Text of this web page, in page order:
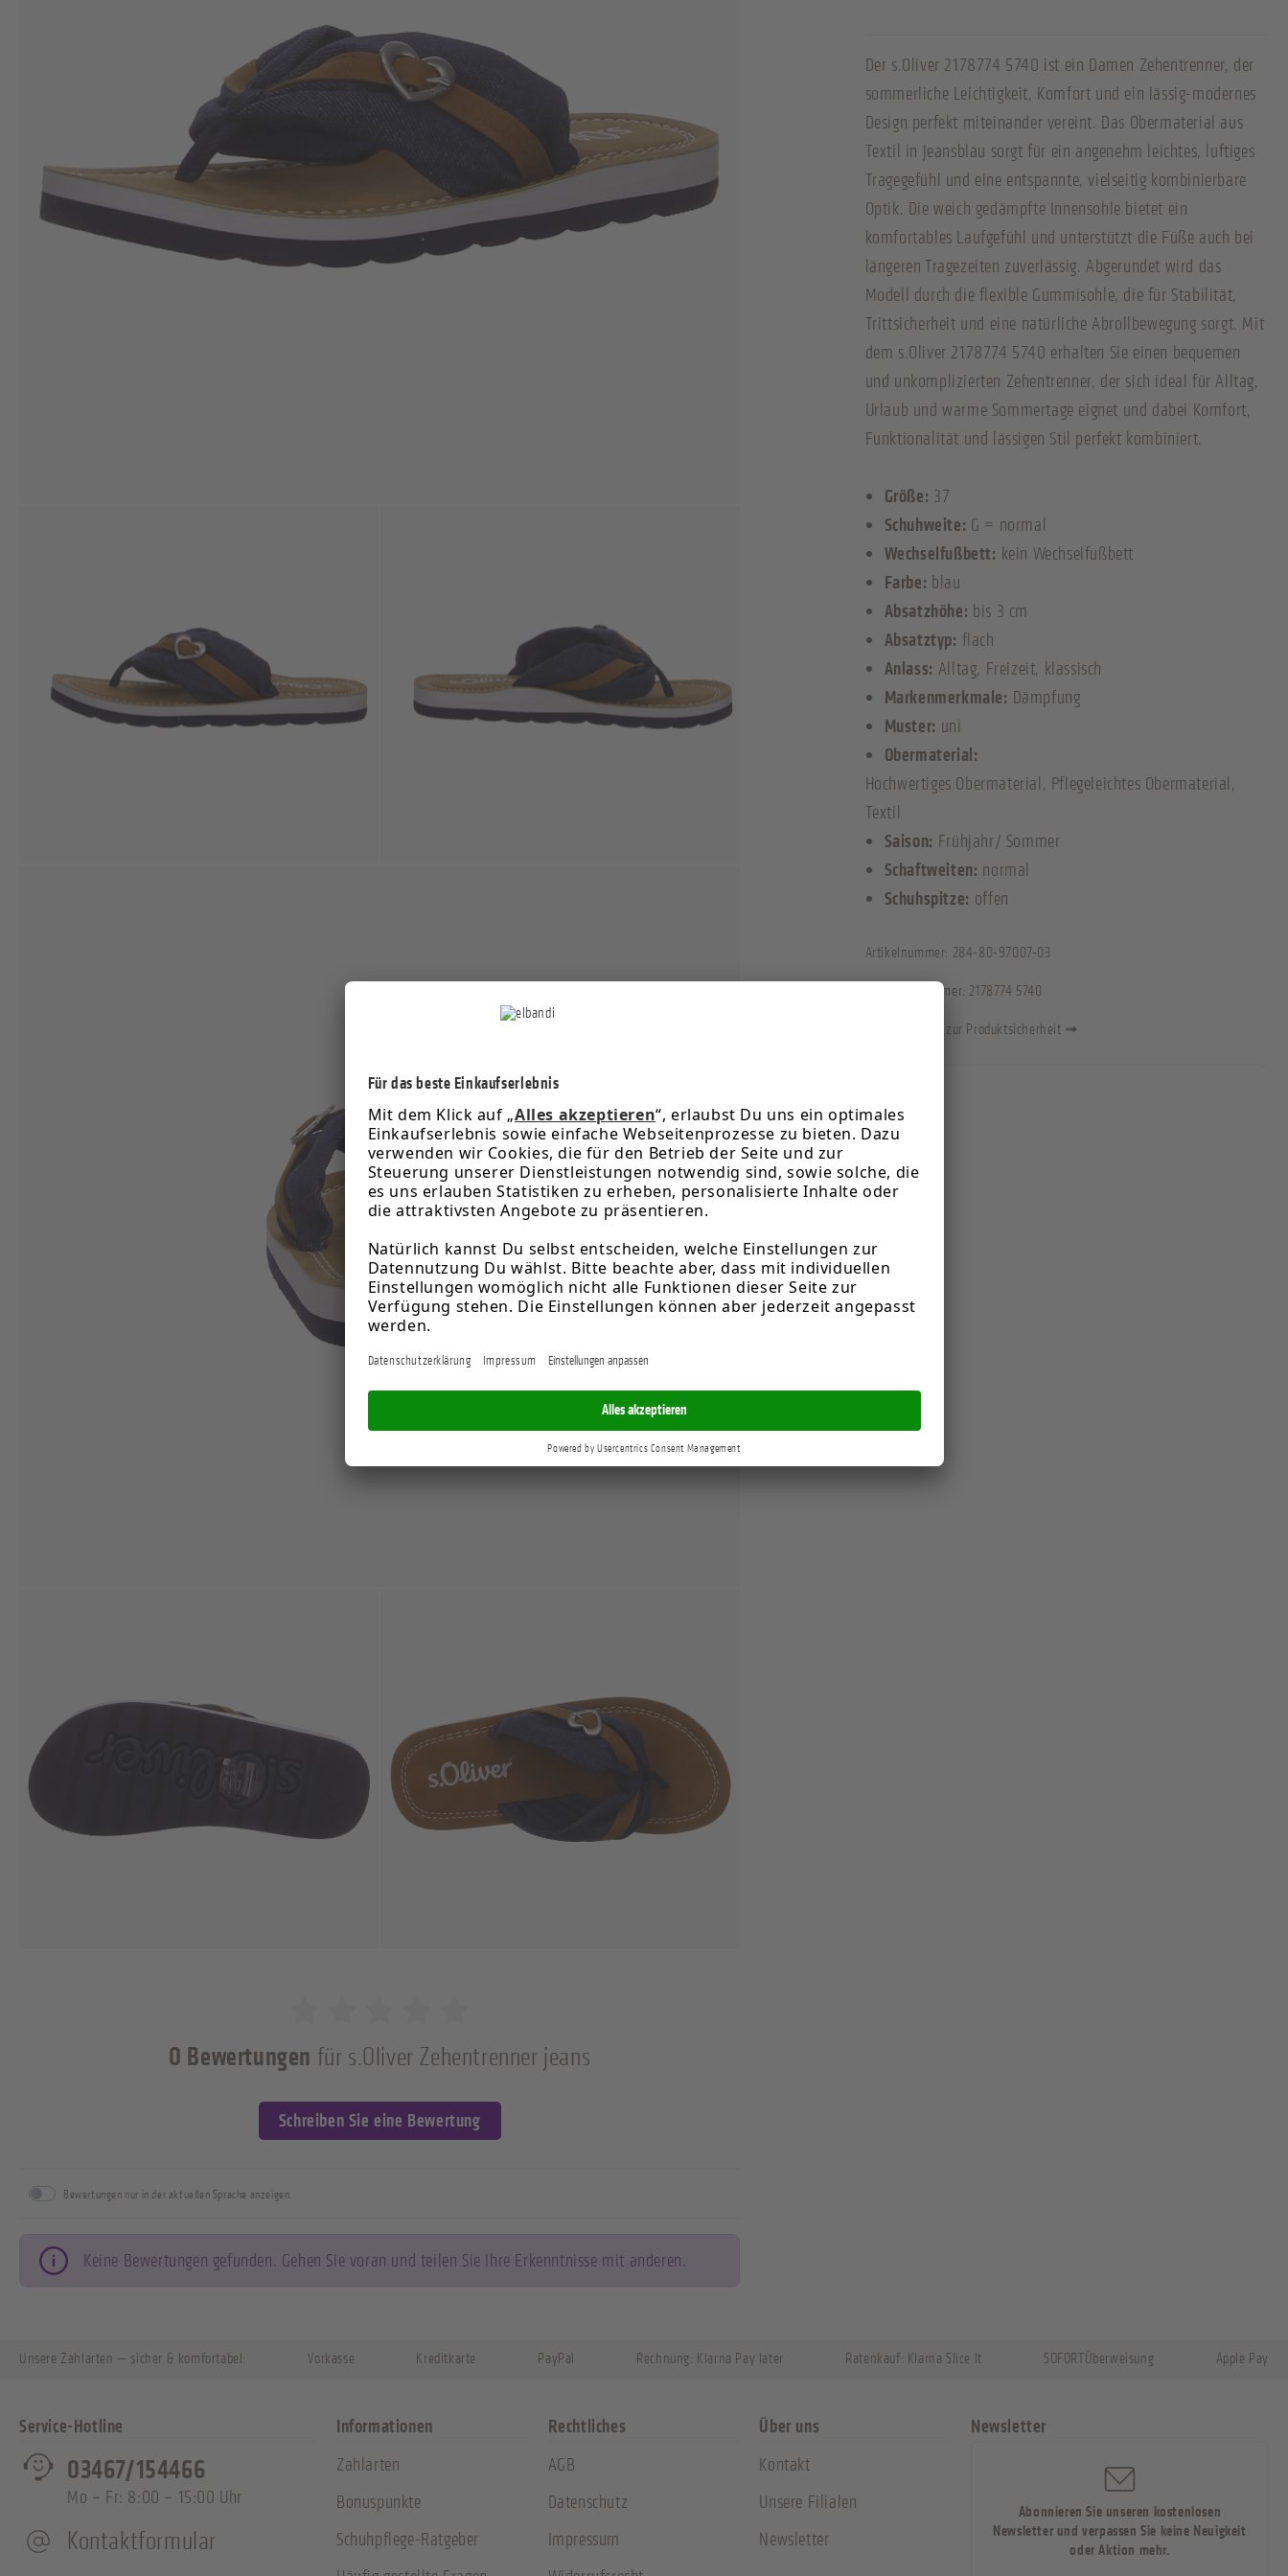
Der s.Oliver 2178774 5740 ist ein Damen Zehentrenner, der
sommerliche Leichtigkeit, Komfort und ein lässig-modernes
Design perfekt miteinander vereint. Das Obermaterial aus
Textil in Jeansblau sorgt für ein angenehm leichtes, luftiges
Tragegefühl und eine entspannte, vielseitig kombinierbare
Optik. Die weich gedämpfte Innensohle bietet ein
komfortables Laufgefühl und unterstützt die Füße auch bei
längeren Tragezeiten zuverlässig. Abgerundet wird das
Modell durch die flexible Gummisohle, die für Stabilität,
Trittsicherheit und eine natürliche Abrollbewegung sorgt. Mit
dem s.Oliver 2178774 5740 erhalten Sie einen bequemen
und unkomplizierten Zehentrenner, der sich ideal für Alltag,
Urlaub und warme Sommertage eignet und dabei Komfort,
Funktionalität und lässigen Stil perfekt kombiniert.
Größe: 37
Schuhweite: G = normal
Wechselfußbett: kein Wechselfußbett
Farbe: blau
Absatzhöhe: bis 3 cm
Absatztyp: flach
Anlass: Alltag, Freizeit, klassisch
Markenmerkmale: Dämpfung
Muster: uni
Obermaterial:
Hochwertiges Obermaterial, Pflegeleichtes Obermaterial,
Textil
Saison: Frühjahr/ Sommer
Schaftweiten: normal
Schuhspitze: offen
Artikelnummer: 284-80-97007-03
Herstellernummer: 2178774 5740
Informationen zur Produktsicherheit ➟
Klingenbergstr. 1-3, 32758 Detmold, Deutschland
service@soliver-shoes.com
Verantwortliche Person für die EU:
service@soliver-shoes.com
0 Bewertungen für s.Oliver Zehentrenner jeans
Schreiben Sie eine Bewertung
Bewertungen nur in der aktuellen Sprache anzeigen.
Keine Bewertungen gefunden. Gehen Sie voran und teilen Sie Ihre Erkenntnisse mit anderen.
Service-Hotline
03467/154466
Mo – Fr: 8:00 – 15:00 Uhr
Kontaktformular
Informationen
Zahlarten
Bonuspunkte
Schuhpflege-Ratgeber
Rechtliches
AGB
Datenschutz
Impressum
Über uns
Kontakt
Unsere Filialen
Newsletter
Newsletter
Abonnieren Sie unseren kostenlosen
Newsletter und verpassen Sie keine Neuigkeit
oder Aktion mehr.
Unsere Zahlarten — sicher & komfortabel: Vorkasse Kreditkarte PayPal Rechnung: Klarna Pay later Ratenkauf: Klarna Slice It SOFORTÜberweisung Apple Pay